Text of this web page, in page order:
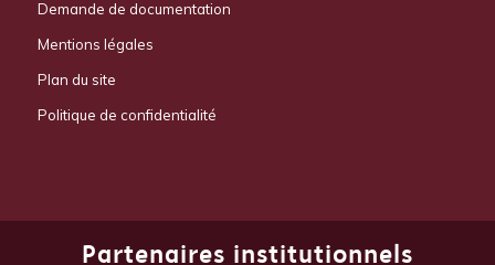
Demande de documentation
Mentions légales
Plan du site
Politique de confidentialité
Partenaires institutionnels